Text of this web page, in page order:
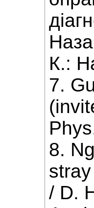
К.:
7.
8.
/ D.